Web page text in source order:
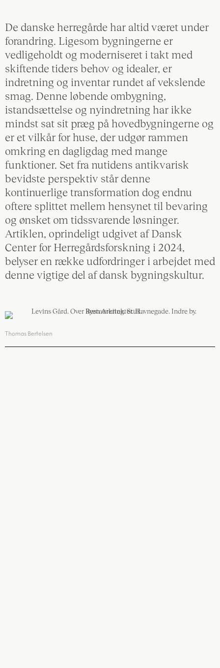
De danske herregårde har altid været under
forandring. Ligesom bygningerne er
vedligeholdt og moderniseret i takt med
skiftende tiders behov og idealer, er
indretning og inventar rundet af vekslende
smag. Denne løbende ombygning,
istandsættelse og nyindretning har ikke
mindst sat sit præg på hovedbygningerne og
er et vilkår for huse, der udgør rammen
omkring en dagligdag med mange
funktioner. Set fra nutidens antikvarisk
bevidste perspektiv står denne
kontinuerlige transformation dog endnu
oftere splittet mellem hensynet til bevaring
og ønsket om tidssvarende løsninger.
Artiklen, oprindeligt udgivet af Dansk
Center for Herregårdsforskning i 2024,
belyser en række udfordringer i arbejdet med
denne vigtige del af dansk bygningskultur.
Thomas Bertelsen